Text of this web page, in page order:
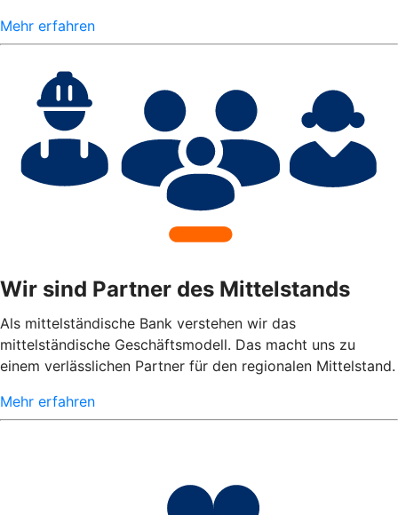
Mehr erfahren
Wir sind Partner des Mittelstands
Als mittelständische Bank verstehen wir das
mittelständische Geschäftsmodell. Das macht uns zu
einem verlässlichen Partner für den regionalen Mittelstand.
Mehr erfahren